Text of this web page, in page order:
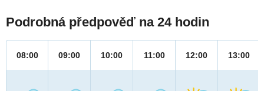
Podrobná předpověď na 24 hodin
08:00 09:00 10:00 11:00 12:00 13:00